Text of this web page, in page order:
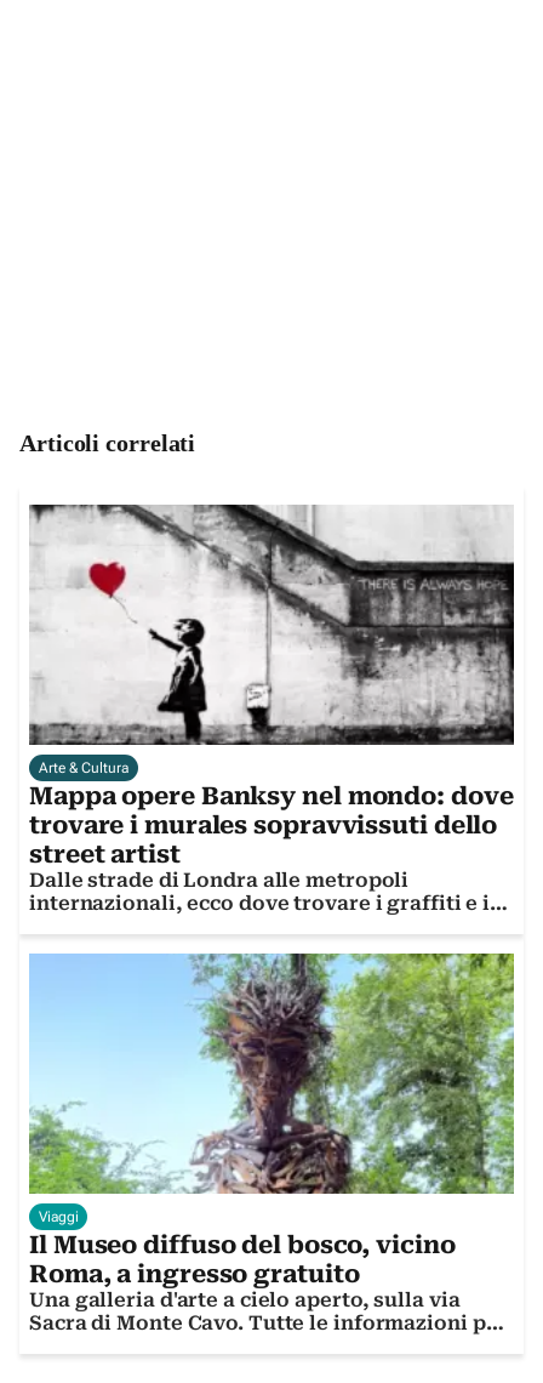
Articoli correlati
Arte & Cultura
Mappa opere Banksy nel mondo: dove
trovare i murales sopravvissuti dello
street artist
Dalle strade di Londra alle metropoli
internazionali, ecco dove trovare i graffiti e i
all'usura urbana
Viaggi
Il Museo diffuso del bosco, vicino
Roma, a ingresso gratuito
Una galleria d'arte a cielo aperto, sulla via
Sacra di Monte Cavo. Tutte le informazioni per